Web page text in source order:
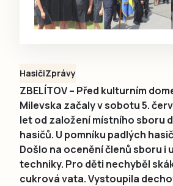
HasičiZprávy
ZBELÍTOV – Před kulturním
Milevska začaly v sobotu 5.
let od založení místního sboru
hasičů. U pomníku padlých
Došlo na ocenění členů sboru i
techniky. Pro děti nechyběl
cukrová vata. Vystoupila